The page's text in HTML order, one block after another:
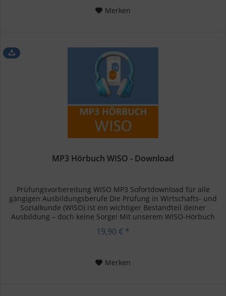
Merken
MP3 Hörbuch WISO - Download
Prüfungsvorbereitung WISO MP3 Sofortdownload für alle
gängigen Ausbildungsberufe Die Prüfung in Wirtschafts- und
Sozialkunde (WISO) ist ein wichtiger Bestandteil deiner
Ausbildung – doch keine Sorge! Mit unserem WISO-Hörbuch
19,90 € *
Merken